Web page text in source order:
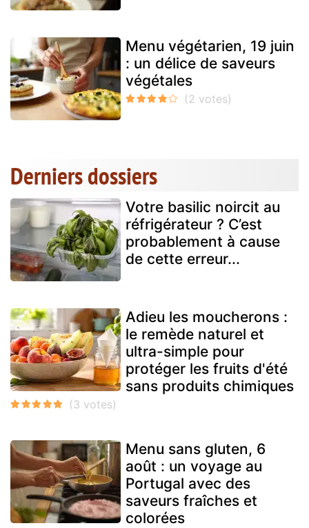
Menu végétarien, 19 juin
: un délice de saveurs
végétales
Derniers dossiers
Votre basilic noircit au
réfrigérateur ? C’est
probablement à cause
de cette erreur...
Adieu les moucherons :
le remède naturel et
ultra-simple pour
protéger les fruits d'été
sans produits chimiques
Menu sans gluten, 6
août : un voyage au
Portugal avec des
saveurs fraîches et
colorées